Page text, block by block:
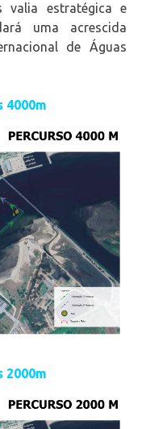
valia estratégica e
uma acrescida
de Águas
4000m
2000m